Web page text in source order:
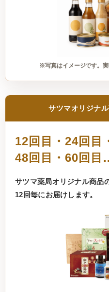
※写真はイメージです。実
サツマオリジナ
12回目・24回目
48回目・60回目
サツマ薬局オリジナル商品
12回毎にお届けします。